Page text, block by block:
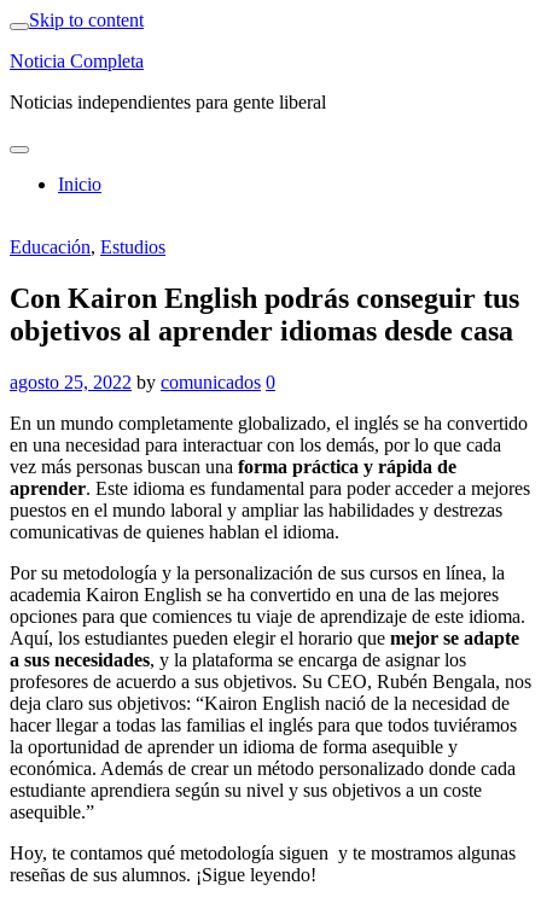
Skip to content
Noticia Completa
Noticias independientes para gente liberal
Inicio
Educación, Estudios
Con Kairon English podrás conseguir tus
objetivos al aprender idiomas desde casa
agosto 25, 2022 by comunicados 0
En un mundo completamente globalizado, el inglés se ha convertido
en una necesidad para interactuar con los demás, por lo que cada
vez más personas buscan una forma práctica y rápida de
aprender. Este idioma es fundamental para poder acceder a mejores
puestos en el mundo laboral y ampliar las habilidades y destrezas
comunicativas de quienes hablan el idioma.
Por su metodología y la personalización de sus cursos en línea, la
academia Kairon English se ha convertido en una de las mejores
opciones para que comiences tu viaje de aprendizaje de este idioma.
Aquí, los estudiantes pueden elegir el horario que mejor se adapte
a sus necesidades, y la plataforma se encarga de asignar los
profesores de acuerdo a sus objetivos. Su CEO, Rubén Bengala, nos
deja claro sus objetivos: “Kairon English nació de la necesidad de
hacer llegar a todas las familias el inglés para que todos tuviéramos
la oportunidad de aprender un idioma de forma asequible y
económica. Además de crear un método personalizado donde cada
estudiante aprendiera según su nivel y sus objetivos a un coste
asequible.”
Hoy, te contamos qué metodología siguen y te mostramos algunas
reseñas de sus alumnos. ¡Sigue leyendo!